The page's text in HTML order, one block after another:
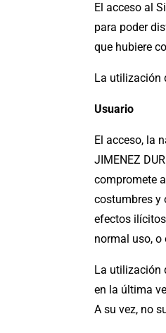
El acceso al
para poder
que hubiere
La utilización
Usuario
El acceso, la
JIMENEZ
compromete
costumbres y
efectos
normal uso, o
La utilización
en la última
A su vez, no